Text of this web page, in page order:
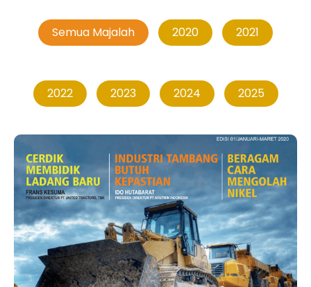
Semua Majalah 2020 2021
2022 2023 2024 2025